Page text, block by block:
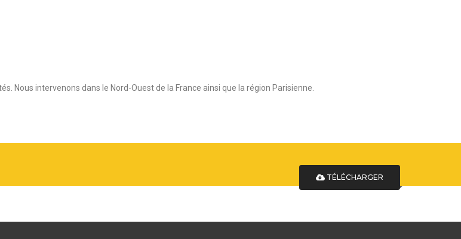
Nous intervenons dans le Nord-Ouest de la France ainsi que la région Parisienne.
TÉLÉCHARGER